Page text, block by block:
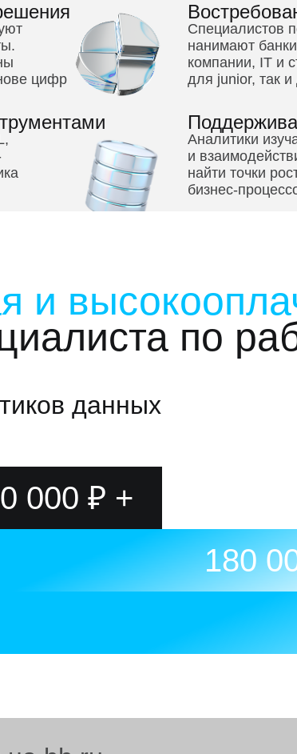
цифр
Специалистов
нанимают
компании, IT и
для junior, так
Аналитики
и
найти точки
бизнес-
и
по
000 ₽ +
180
данных